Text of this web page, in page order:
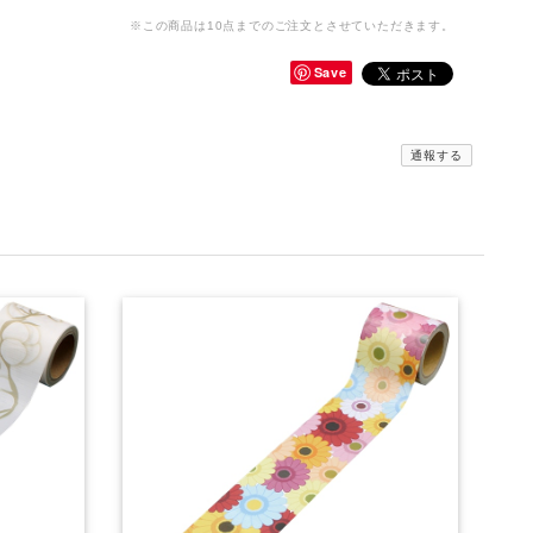
※この商品は10点までのご注文とさせていただきます。
Save
通報する